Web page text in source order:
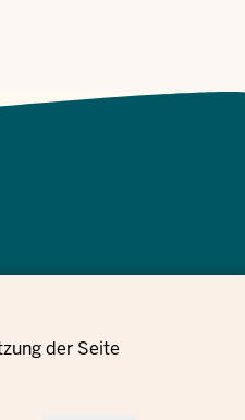
der Seite
Veri koruma